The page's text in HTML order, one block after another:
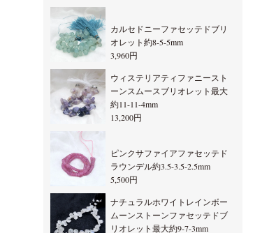
カルセドニーファセッテドブリ
オレット約8-5-5mm
3,960円
ウィステリアティファニースト
ーンスムースブリオレット最大
約11-11-4mm
13,200円
ピンクサファイアファセッテド
ラウンデル約3.5-3.5-2.5mm
5,500円
ナチュラルホワイトレインボー
ムーンストーンファセッテドブ
リオレット最大約9-7-3mm